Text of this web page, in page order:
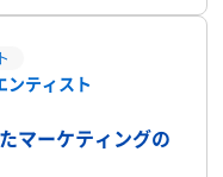
ンティスト
マーケティングの